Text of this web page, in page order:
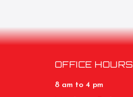
OFFICE HOURS
8 am to 4 pm